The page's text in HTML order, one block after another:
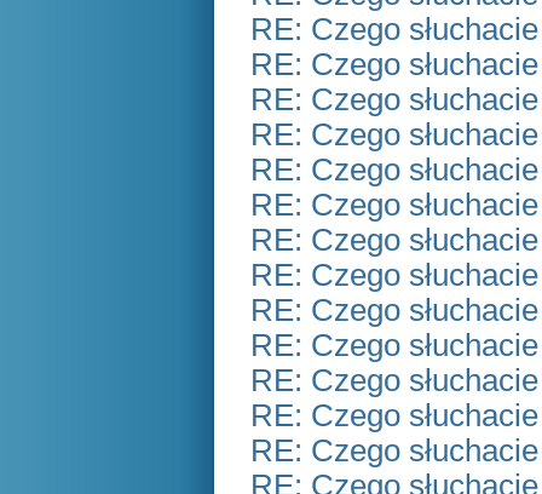
RE: Czego
RE: Czego
RE: Czego
RE: Czego
RE: Czego
RE: Czego
RE: Czego
RE: Czego
RE: Czego
RE: Czego
RE: Czego
RE: Czego
RE: Czego
RE: Czego